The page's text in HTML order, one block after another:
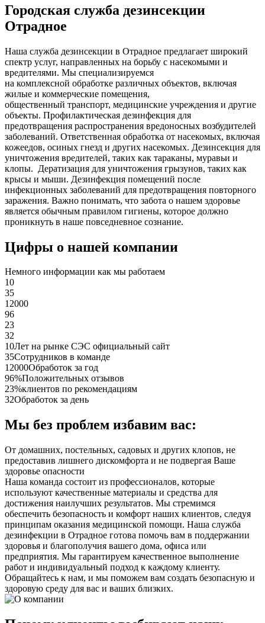
Городская служба дезинсекции
Отрадное
Наша служба дезинсекции в Отрадное предлагает широкий
спектр услуг, направленных на борьбу с насекомыми и
вредителями. Мы специализируемся
на комплексной обработке различных объектов, включая
жилые и коммерческие помещения,
общественный транспорт, медицинские учреждения и другие
объекты. Профилактическая дезинфекция для
предотвращения распространения вредоносных возбудителей
заболеваний. Ответственная обработка от насекомых, включая
кожеедов, осиных гнезд и других насекомых. Дезинсекция для
уничтожения вредителей, таких как тараканы, муравьи и
клопы. Дератизация для уничтожения грызунов, таких как
крысы и мыши. Дезинфекция помещений после
инфекционных заболеваний для предотвращения повторного
заражения. Важно понимать, что забота о нашем здоровье
является обычным правилом гигиены, которое должно
проникнуть в наше повседневное сознание.
Цифры о нашей компании
Немного информации как мы работаем
10
35
12000
96
23
32
10Лет на рынке СЭС официальный сайт
35Сотрудников в команде
12000Обработок за год
96%Положительных отзывов
23%клиентов по рекомендациям
32Обработок за день
Мы без проблем избавим вас:
От домашних, постельных, садовых и других клопов, не
предоставив лишнего дискомфорта и не подвергая Ваше
здоровье опасности
Наша команда состоит из профессионалов, которые
используют качественные материалы и средства для
достижения наилучших результатов. Мы стремимся
обеспечить безопасность и комфорт наших клиентов, следуя
принципам оказания медицинской помощи. Наша служба
дезинфекции в Отрадное готова помочь вам в поддержании
здоровья и благополучия вашего дома, офиса или
предприятия. Мы гарантируем качественное выполнение
работ и индивидуальный подход к каждому клиенту.
Обращайтесь к нам, и мы поможем вам создать безопасную и
здоровую среду для вас и ваших близких.